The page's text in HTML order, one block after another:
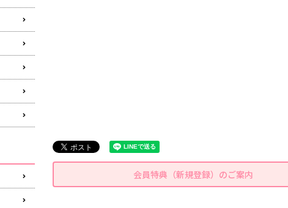
会員特典（新規登録）のご案内